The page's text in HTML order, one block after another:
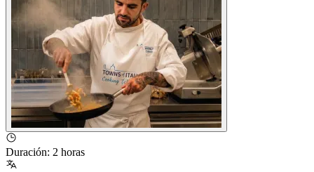
Duración: 2 horas